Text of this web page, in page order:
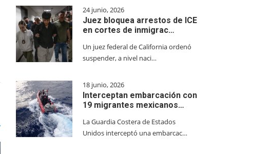
24 junio, 2026
Juez bloquea arrestos de ICE
en cortes de inmigrac…
Un juez federal de California ordenó
suspender, a nivel naci…
18 junio, 2026
Interceptan embarcación con
19 migrantes mexicanos…
La Guardia Costera de Estados
Unidos interceptó una embarcac…